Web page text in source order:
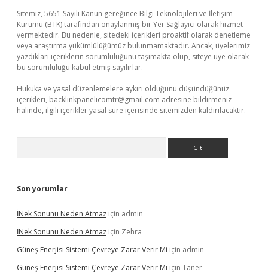
Sitemiz, 5651 Sayılı Kanun gereğince Bilgi Teknolojileri ve İletişim
Kurumu (BTK) tarafından onaylanmış bir Yer Sağlayıcı olarak hizmet
vermektedir. Bu nedenle, sitedeki içerikleri proaktif olarak denetleme
veya araştırma yükümlülüğümüz bulunmamaktadır. Ancak, üyelerimiz
yazdıkları içeriklerin sorumluluğunu taşımakta olup, siteye üye olarak
bu sorumluluğu kabul etmiş sayılırlar.
Hukuka ve yasal düzenlemelere aykırı olduğunu düşündüğünüz
içerikleri, backlinkpanelicomtr@gmail.com adresine bildirmeniz
halinde, ilgili içerikler yasal süre içerisinde sitemizden kaldırılacaktır.
Son yorumlar
İNek Sonunu Neden Atmaz için admin
İNek Sonunu Neden Atmaz için Zehra
Güneş Enerjisi Sistemi Çevreye Zarar Verir Mi için admin
Güneş Enerjisi Sistemi Çevreye Zarar Verir Mi için Taner